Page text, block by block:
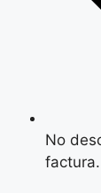
No
factura.